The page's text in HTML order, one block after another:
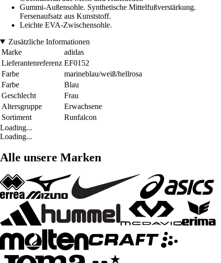
Gummi-Außensohle. Synthetische Mittelfußverstärkung.
Fersenaufsatz aus Kunststoff.
Leichte EVA-Zwischensohle.
Zusätzliche Informationen
Marke
adidas
Lieferantenreferenz EF0152
Farbe
marineblau/weiß/hellrosa
Farbe
Blau
Geschlecht
Frau
Altersgruppe
Erwachsene
Sortiment
Runfalcon
Loading...
Loading...
Alle unsere Marken